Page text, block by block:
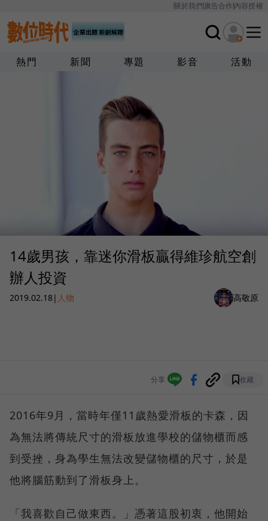
關於我們廣告合作內容授權
熱門 新聞 專題 影音 活動
14歲男孩，靠迷你滑板贏得維珍航空創
辦人投資
2019.02.18| 人物 高敬原
分享 收藏
2016年9月，當時年僅11歲熱愛滑板的卡森，因
為無法將傳統尺寸的滑板放進學校的儲物櫃而感
到受挫，身為學生無法改變儲物櫃的尺寸，於是
他將腦筋動到了滑板身上。
「我喜歡自己做東西。」憑著這股初衷，他開始